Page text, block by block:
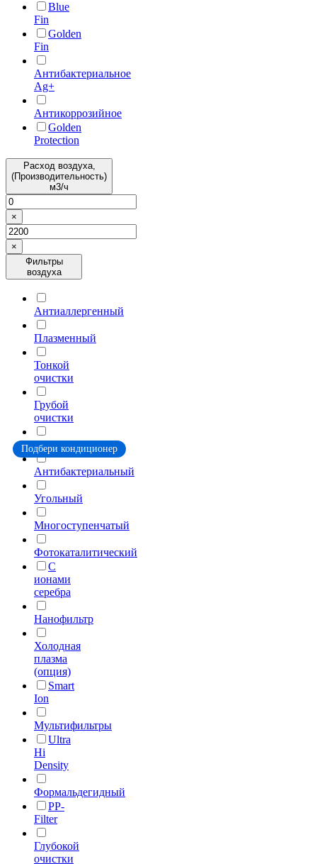
Подбери кондиционер
Blue
Fin
Golden
Fin
Антибактериальное
Ag+
Антикоррозийное
Golden
Protection
Расход воздуха,
(Производительность)
м3/ч
×
×
Фильтры
воздуха
Антиаллергенный
Плазменный
Тонкой
очистки
Грубой
очистки
Катехиновый
Антибактериальный
Угольный
Многоступенчатый
Фотокаталитический
C
ионами
серебра
Нанофильтр
Холодная
плазма
(опция)
Smart
Ion
Мультифильтры
Ultra
Hi
Density
Формальдегидный
PP-
Filter
Глубокой
очистки